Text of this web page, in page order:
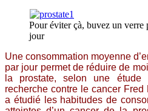
Pour éviter çà, buvez un verre
jour
Une consommation moyenne
par jour permet de réduire de
la prostate, selon une étude
recherche contre le cancer
a étudié les habitudes de